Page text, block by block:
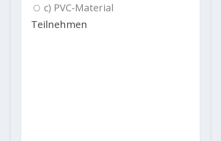
c) PVC-Material
Teilnehmen